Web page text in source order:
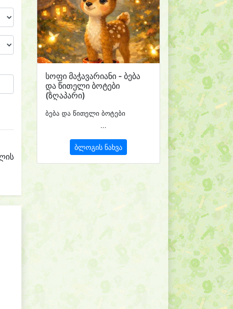
სოფი მაჭავარიანი - ბება
და წითელი ბოტები
(ზღაპარი)
ბება და წითელი ბოტები
...
ბლოგის ნახვა